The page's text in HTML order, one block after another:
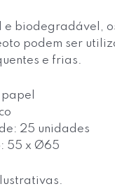
e biodegradável,
podem ser
e frias.
25 unidades
55 x Ø65